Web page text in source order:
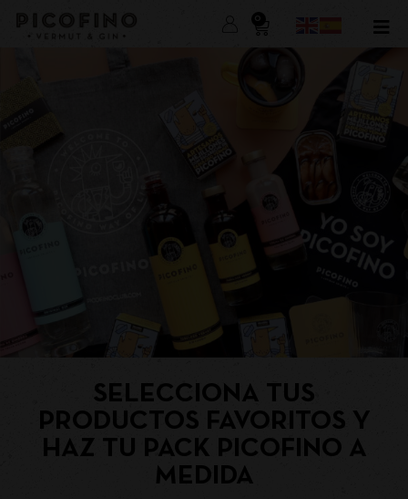
SELECCIONA TUS
PRODUCTOS FAVORITOS Y
HAZ TU PACK PICOFINO A
MEDIDA